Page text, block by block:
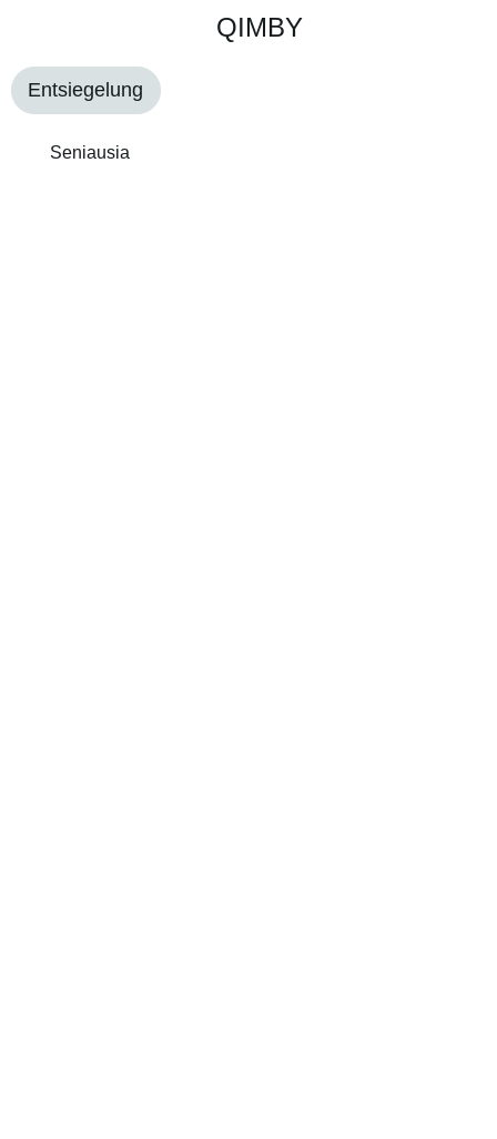
QIMBY
Entsiegelung
Seniausia